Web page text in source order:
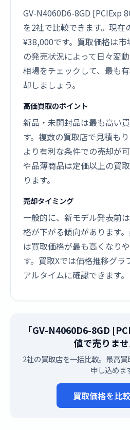
GV-N4060D6-8GD [PCIExp
を2社で比較できます。現在
¥38,000です。買取価格は
の発売状況によって日々変
相場をチェックして、最も
却しましょう。
高価買取のポイント
新品・未開封品は最も高い
す。複数の買取店で見積もり
より有利な条件での売却が
や品薄商品は定価以上の買
ります。
売却タイミング
一般的に、新モデル発表前
格が下がる傾向があります
は買取価格が最も高くなり
す。買取Xでは価格推移グラ
アルタイムに確認できます。
「GV-N4060D6-8GD
値で売りま
2社の買取店を一括比較。最高
申し込めま
買取価格を比